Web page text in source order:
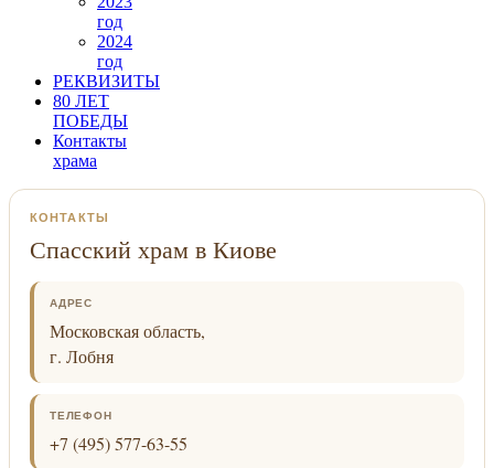
год
2024
год
РЕКВИЗИТЫ
80 ЛЕТ
ПОБЕДЫ
Контакты
храма
КОНТАКТЫ
Спасский храм в Киове
АДРЕС
Московская область,
г. Лобня
ТЕЛЕФОН
+7 (495) 577-63-55